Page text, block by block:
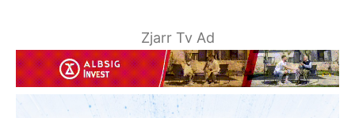
Zjarr Tv Ad